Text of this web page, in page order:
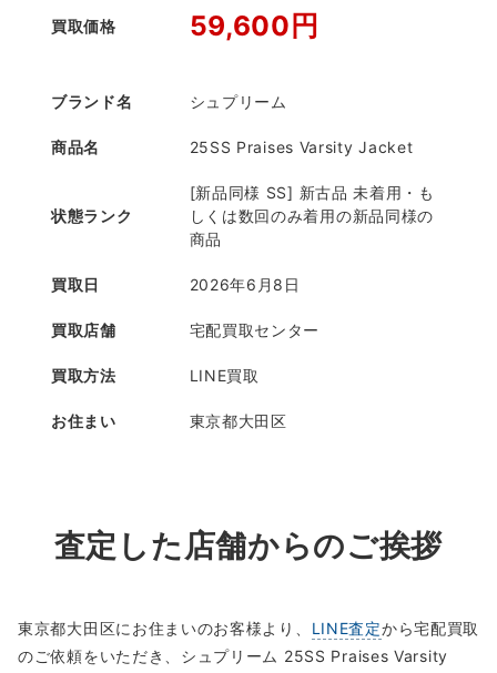
買取価格 59,600円
ブランド名 シュプリーム
商品名 25SS Praises Varsity Jacket
状態ランク
[新品同様 SS] 新古品 未着用・も
しくは数回のみ着用の新品同様の
商品
買取日 2026年6月8日
買取店舗 宅配買取センター
買取方法 LINE買取
お住まい 東京都大田区
査定した店舗からのご挨拶
東京都大田区にお住まいのお客様より、 LINE査定から宅配買取
のご依頼をいただき、シュプリーム 25SS Praises Varsity